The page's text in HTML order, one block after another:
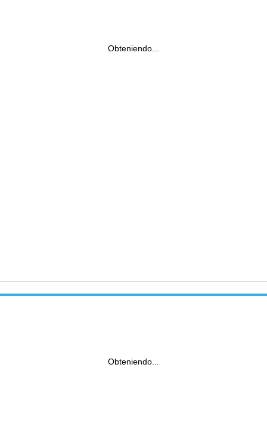
Obteniendo...
Obteniendo...